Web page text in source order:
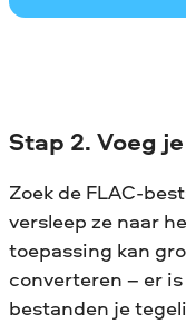
Stap 2. Voeg
Zoek de FLAC-
versleep ze naar
toepassing kan
converteren – er
bestanden je